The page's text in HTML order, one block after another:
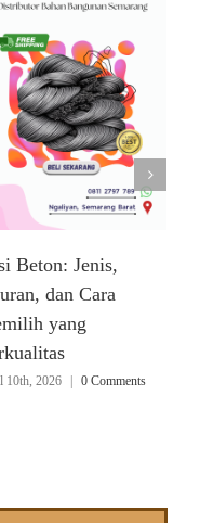
Beton: Jenis,
dan Cara
yang
10th, 2026 | 0 Comments